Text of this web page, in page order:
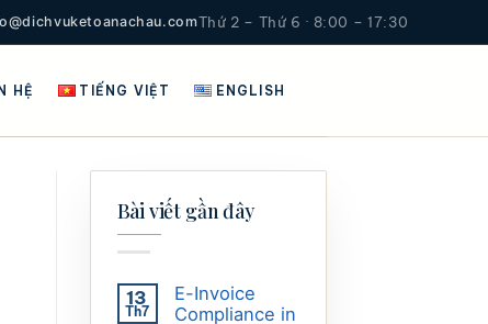
Thứ 2 – Thứ 6 · 8:00 – 17:30
HỆ TIẾNG VIỆT ENGLISH
Bài viết gần đây
13
Th7
E-Invoice
Compliance in